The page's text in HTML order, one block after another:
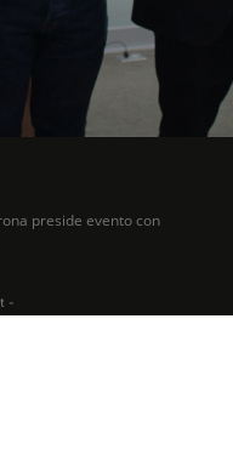
preside evento con
-